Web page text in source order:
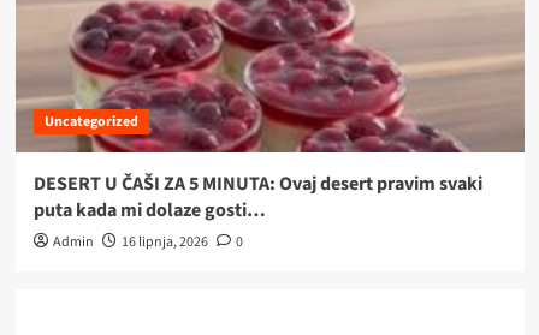
Uncategorized
DESERT U ČAŠI ZA 5 MINUTA: Ovaj desert pravim svaki
puta kada mi dolaze gosti…
Admin 16 lipnja, 2026 0